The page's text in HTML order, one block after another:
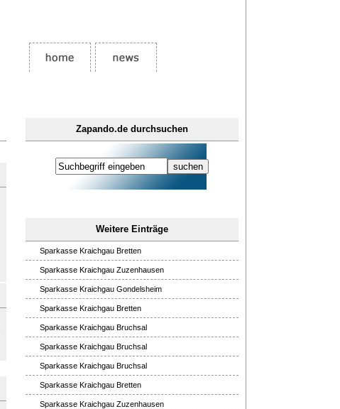
Zapando.de durchsuchen
Weitere Einträge
Sparkasse Kraichgau Bretten
Sparkasse Kraichgau Zuzenhausen
Sparkasse Kraichgau Gondelsheim
Sparkasse Kraichgau Bretten
Sparkasse Kraichgau Bruchsal
Sparkasse Kraichgau Bruchsal
Sparkasse Kraichgau Bruchsal
Sparkasse Kraichgau Bretten
Sparkasse Kraichgau Zuzenhausen